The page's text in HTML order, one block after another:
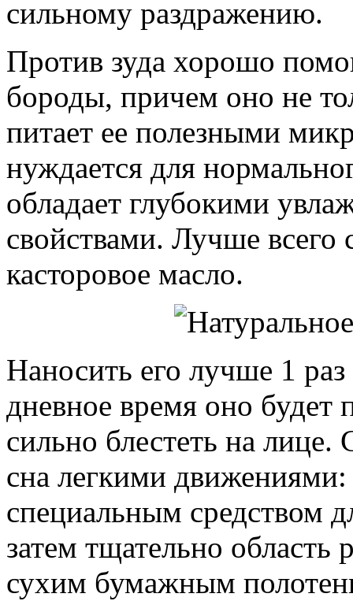
сильному раздражению.
Против зуда хорошо
бороды, причем оно не
питает ее полезными
нуждается для
обладает глубокими
свойствами. Лучше всего
касторовое масло.
Наносить его лучше 1
дневное время оно будет
сильно блестеть на
сна легкими
специальным средством
затем тщательно область
сухим бумажным